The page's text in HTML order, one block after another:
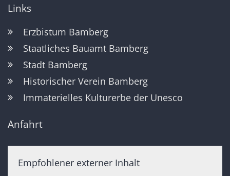
Links
Erzbistum Bamberg
Staatliches Bauamt Bamberg
Stadt Bamberg
Historischer Verein Bamberg
Immaterielles Kulturerbe der Unesco
Anfahrt
Empfohlener externer Inhalt